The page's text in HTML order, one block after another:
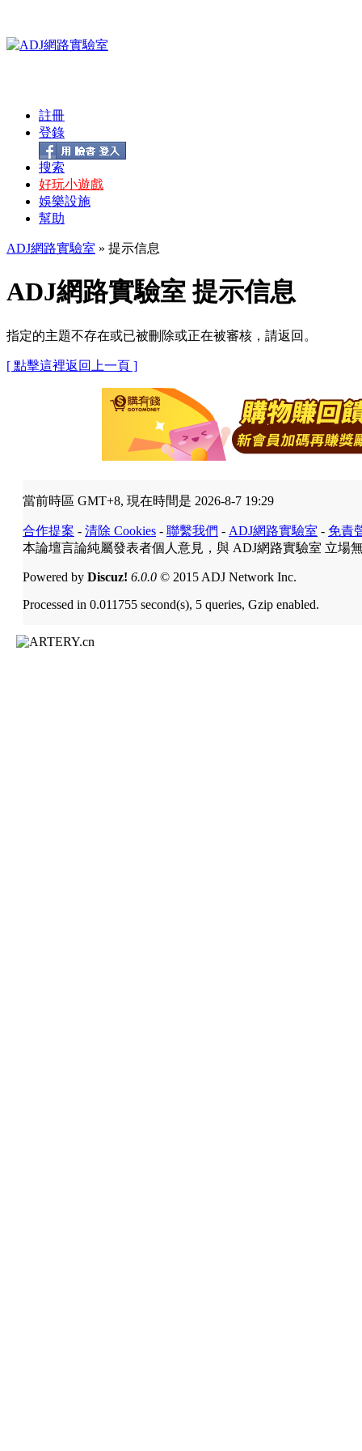
註冊
登錄
搜索
好玩小遊戲
娛樂設施
幫助
ADJ網路實驗室 » 提示信息
ADJ網路實驗室 提示信息
指定的主題不存在或已被刪除或正在被審核，請返回。
[ 點擊這裡返回上一頁 ]
當前時區 GMT+8, 現在時間是 2026-8-7 19:29
合作提案 - 清除 Cookies - 聯繫我們 - ADJ網路實驗室 - 免責
本論壇言論純屬發表者個人意見，與 ADJ網路實驗室 立場
Powered by Discuz! 6.0.0 © 2015 ADJ Network Inc.
Processed in 0.011755 second(s), 5 queries, Gzip enabled.